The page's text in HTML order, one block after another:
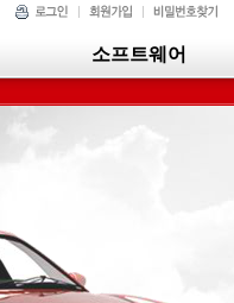
소프트웨어